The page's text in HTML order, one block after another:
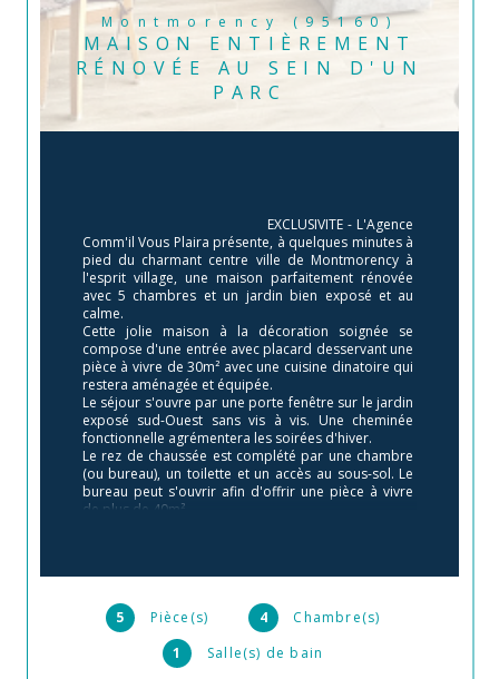
Montmorency (95160)
MAISON ENTIÈREMENT
RÉNOVÉE AU SEIN D'UN
PARC
5 Pièce(s) 4
Chambre(s)
1
Salle(s) de bain
Comm'il Vous Plaira présente, à quelques minutes à
pied du charmant centre ville de Montmorency à
l'esprit village, une maison parfaitement rénovée
avec 5 chambres et un jardin bien exposé et au
calme.
Cette jolie maison à la décoration soignée se
compose d'une entrée avec placard desservant une
pièce à vivre de 30m² avec une cuisine dinatoire qui
restera aménagée et équipée.
Le séjour s'ouvre par une porte fenêtre sur le jardin
exposé sud-Ouest sans vis à vis. Une cheminée
fonctionnelle agrémentera les soirées d'hiver.
Le rez de chaussée est complété par une chambre
(ou bureau), un toilette et un accès au sous-sol. Le
bureau peut s'ouvrir afin d'offrir une pièce à vivre
de plus de 40m².
Au 2ème niveau, une suite parentale de plus de
d'autre du lit, une salle d'eau avec toilette et un
bureau sur l'espace palier.
La maison est élevée sur un sous-sol total composé
d'une buanderie et de plusieurs espaces de